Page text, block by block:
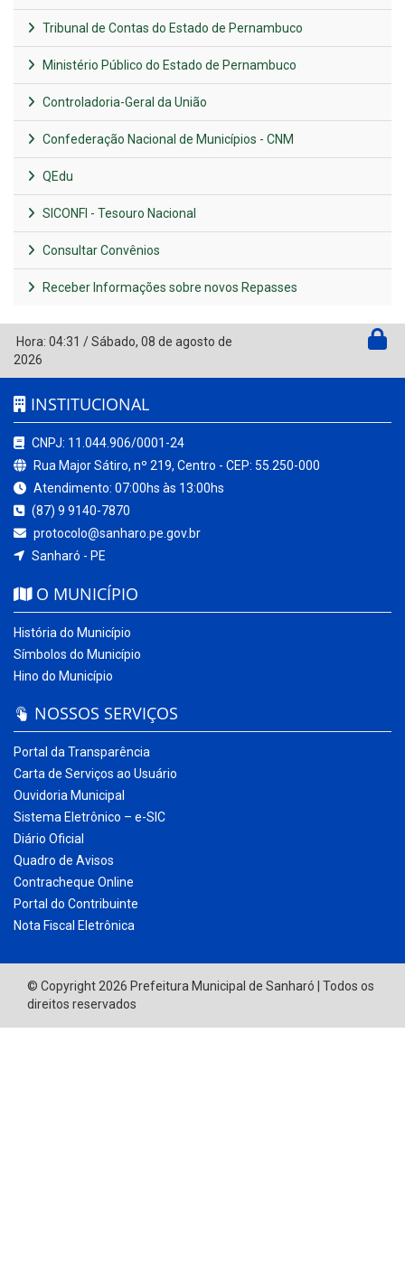
Tribunal de Contas do Estado de Pernambuco
Ministério Público do Estado de Pernambuco
Controladoria-Geral da União
Confederação Nacional de Municípios - CNM
QEdu
SICONFI - Tesouro Nacional
Consultar Convênios
Receber Informações sobre novos Repasses
Hora: 04:31 /Sábado, 08 de agosto de
2026
INSTITUCIONAL
CNPJ: 11.044.906/0001-24
Rua Major Sátiro, nº 219, Centro - CEP: 55.250-000
Atendimento: 07:00hs às 13:00hs
(87) 9 9140-7870
protocolo@sanharo.pe.gov.br
Sanharó - PE
O MUNICÍPIO
História do Município
Símbolos do Município
Hino do Município
NOSSOS SERVIÇOS
Portal da Transparência
Carta de Serviços ao Usuário
Ouvidoria Municipal
Sistema Eletrônico – e-SIC
Diário Oficial
Quadro de Avisos
Contracheque Online
Portal do Contribuinte
Nota Fiscal Eletrônica
© Copyright 2026 Prefeitura Municipal de Sanharó | Todos os
direitos reservados